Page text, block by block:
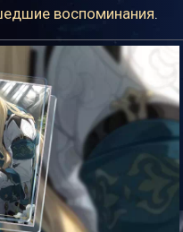
воспоминания.